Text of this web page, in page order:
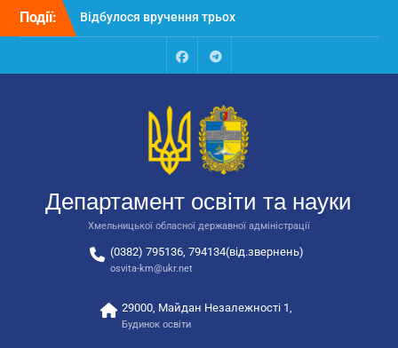
Перейти
Події:
Відбулося вручення трьох
автобусів для потреб
Відбулося засідання
освіти та науки обласної
державної адміністрації
Відбулась обласна
національно-патріотичне
виховання
FacebookTalegram
Департамент освіти та науки
Хмельницької обласної державної адміністрації
(0382) 795136, 794134(від.звернень)
osvita-km@ukr.net
29000, Майдан Незалежності 1,
Будинок освіти